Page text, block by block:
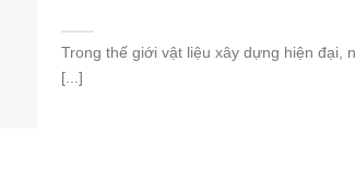
Trong thế giới vật liệu xây dựng hiện đại,
[...]